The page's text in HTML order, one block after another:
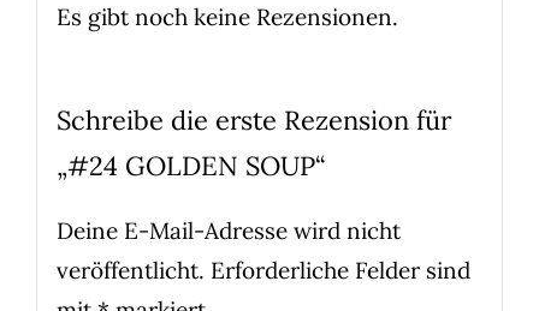
Es gibt noch keine Rezensionen.
Schreibe die erste Rezension für
„#24 GOLDEN SOUP“
Deine E-Mail-Adresse wird nicht
veröffentlicht. Erforderliche Felder sind